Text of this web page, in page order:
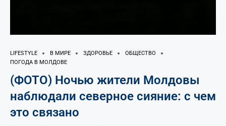
LIFESTYLE В МИРЕ ЗДОРОВЬЕ
ОБЩЕСТВО
ПОГОДА В МОЛДОВЕ
(ФОТО) Ночью жители Молдовы
наблюдали северное сияние: с чем
это связано